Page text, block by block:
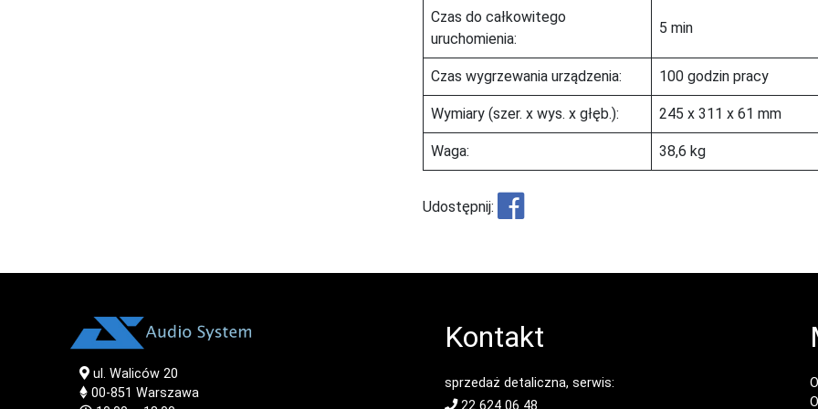
Czas do całkowitego
uruchomienia:
5 min
Czas wygrzewania urządzenia: 100 godzin pracy
Wymiary (szer. x wys. x głęb.): 245 x 311 x 61 mm
Waga: 38,6 kg
Udostępnij:
ul. Waliców 20
00-851 Warszawa
Kontakt
sprzedaż detaliczna, serwis:
22 624 06 48